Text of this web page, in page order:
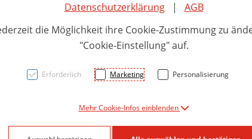
Datenschutzerklärung| AGB
die Möglichkeit ihre Cookie-Zustimmung zu
"Cookie-Einstellung" auf.
Erforderlich Marketing Personalisierung
Mehr Cookie-Infos einblenden